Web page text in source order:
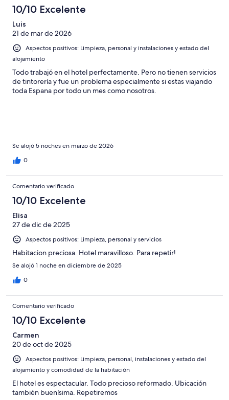
10/10 Excelente
Luis
21 de mar de 2026
Aspectos positivos: Limpieza, personal y instalaciones y estado del
alojamiento
Todo trabajó en el hotel perfectamente. Pero no tienen servicios
de tintorería y fue un problema especialmente si estas viajando
toda Espana por todo un mes como nosotros.
Se alojó 5 noches en marzo de 2026
0
Comentario verificado
10/10 Excelente
Elisa
27 de dic de 2025
Aspectos positivos: Limpieza, personal y servicios
Habitacion preciosa. Hotel maravilloso. Para repetir!
Se alojó 1 noche en diciembre de 2025
0
Comentario verificado
10/10 Excelente
Carmen
20 de oct de 2025
Aspectos positivos: Limpieza, personal, instalaciones y estado del
alojamiento y comodidad de la habitación
El hotel es espectacular. Todo precioso reformado. Ubicación
también buenísima. Repetiremos